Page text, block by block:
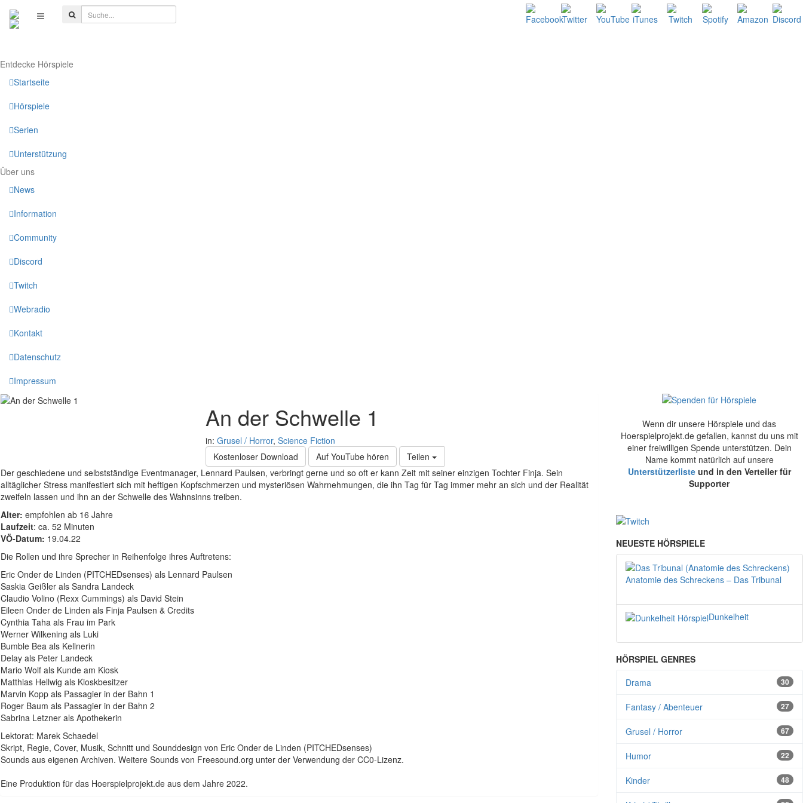
Entdecke Hörspiele
Startseite
Hörspiele
Serien
Unterstützung
Über uns
News
Information
Community
Discord
Twitch
Webradio
Kontakt
Datenschutz
Impressum
An der Schwelle 1
in: Grusel / Horror, Science Fiction
Kostenloser Download
Auf YouTube hören
Teilen
Der geschiedene und selbstständige Eventmanager, Lennard Paulsen, verbringt gerne und so oft er kann Zeit mit seiner einzigen Tochter Finja. Sein
alltäglicher Stress manifestiert sich mit heftigen Kopfschmerzen und mysteriösen Wahrnehmungen, die ihn Tag für Tag immer mehr an sich und der Realität
zweifeln lassen und ihn an der Schwelle des Wahnsinns treiben.
Alter: empfohlen ab 16 Jahre
Laufzeit: ca. 52 Minuten
VÖ-Datum: 19.04.22
Die Rollen und ihre Sprecher in Reihenfolge ihres Auftretens:
Eric Onder de Linden (PITCHEDsenses) als Lennard Paulsen
Saskia Geißler als Sandra Landeck
Claudio Volino (Rexx Cummings) als David Stein
Eileen Onder de Linden als Finja Paulsen & Credits
Cynthia Taha als Frau im Park
Werner Wilkening als Luki
Bumble Bea als Kellnerin
Delay als Peter Landeck
Mario Wolf als Kunde am Kiosk
Matthias Hellwig als Kioskbesitzer
Marvin Kopp als Passagier in der Bahn 1
Roger Baum als Passagier in der Bahn 2
Sabrina Letzner als Apothekerin
Lektorat: Marek Schaedel
Skript, Regie, Cover, Musik, Schnitt und Sounddesign von Eric Onder de Linden (PITCHEDsenses)
Sounds aus eigenen Archiven. Weitere Sounds von Freesound.org unter der Verwendung der CC0-Lizenz.
Eine Produktion für das Hoerspielprojekt.de aus dem Jahre 2022.
Wenn dir unsere Hörspiele und das
Hoerspielprojekt.de gefallen, kannst du uns mit
einer freiwilligen Spende unterstützen. Dein
Name kommt natürlich auf unsere
Unterstützerlisteund in den Verteiler für
Supporter
NEUESTE HÖRSPIELE
Anatomie des Schreckens – Das Tribunal
Dunkelheit
HÖRSPIEL GENRES
30
Drama
27
Fantasy / Abenteuer
67
Grusel / Horror
22
Humor
48
Kinder